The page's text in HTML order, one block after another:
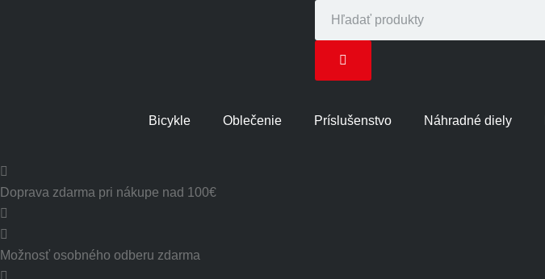
Bicykle Oblečenie Príslušenstvo Náhradné diely
Doprava zdarma pri nákupe nad 100€
Možnosť osobného odberu zdarma